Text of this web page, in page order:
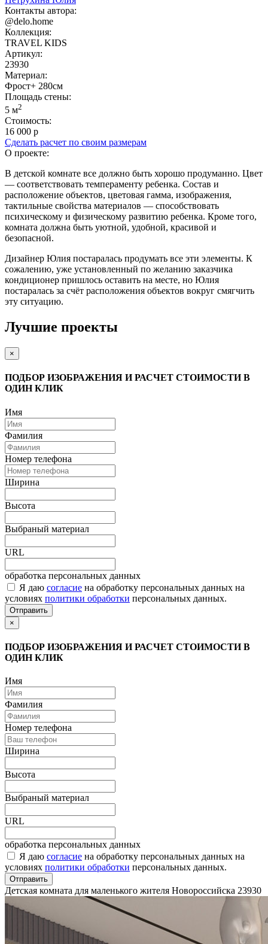
Контакты автора:
@delo.home
Коллекция:
TRAVEL KIDS
Артикул:
23930
Материал:
Фрост+ 280см
Площадь cтены:
5 м2
Стоимость:
16 000 р
Сделать расчет по своим размерам
О проекте:
В детской комнате все должно быть хорошо продуманно. Цвет
— соответствовать темпераменту ребенка. Состав и
расположение объектов, цветовая гамма, изображения,
тактильные свойства материалов — способствовать
психическому и физическому развитию ребенка. Кроме того,
комната должна быть уютной, удобной, красивой и
безопасной.
Дизайнер Юлия постаралась продумать все эти элементы. К
сожалению, уже установленный по желанию заказчика
кондиционер пришлось оставить на месте, но Юлия
постаралась за счёт расположения объектов вокруг смягчить
эту ситуацию.
Лучшие проекты
×
ПОДБОР ИЗОБРАЖЕНИЯ И РАСЧЕТ СТОИМОСТИ В
ОДИН КЛИК
Имя
Фамилия
Номер телефона
Ширина
Высота
Выбраный материал
URL
обработка персональных данных
Я даю согласие на обработку персональных данных на
условиях политики обработки персональных данных.
Отправить
×
ПОДБОР ИЗОБРАЖЕНИЯ И РАСЧЕТ СТОИМОСТИ В
ОДИН КЛИК
Имя
Фамилия
Номер телефона
Ширина
Высота
Выбраный материал
URL
обработка персональных данных
Я даю согласие на обработку персональных данных на
условиях политики обработки персональных данных.
Отправить
Детская комната для маленького жителя Новороссийска 23930